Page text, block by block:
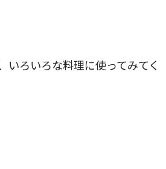
いろいろな料理に使ってみてく